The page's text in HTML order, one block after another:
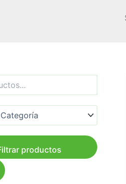
productos